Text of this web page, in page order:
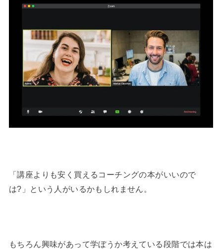
「講座よりも安く買えるコーチングの本がいいので
は?」という人がいるかもしれません。
もちろん興味があって学ぼうか考えている段階では本は